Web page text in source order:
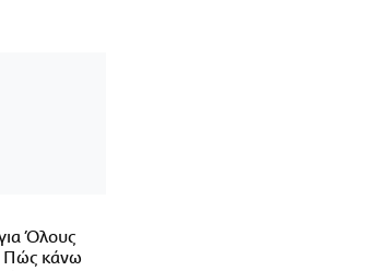
Όλους
Πώς κάνω